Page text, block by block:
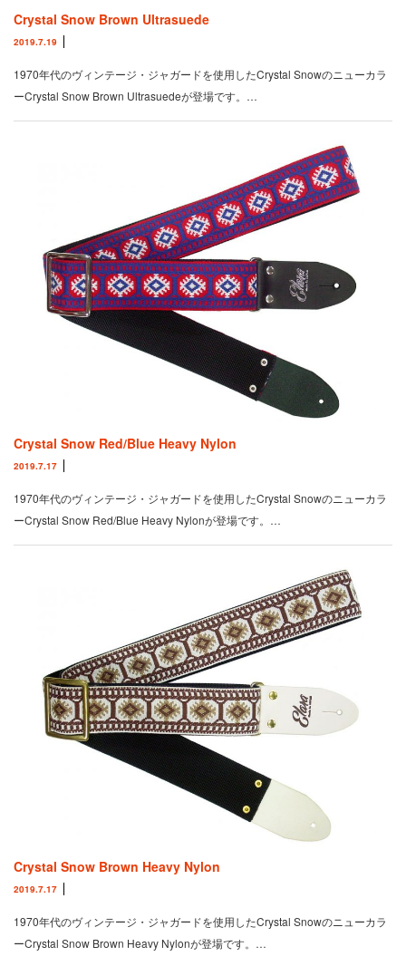
Crystal Snow Brown Ultrasuede
2019.7.19
1970年代のヴィンテージ・ジャガードを使用したCrystal Snowのニューカラ
ーCrystal Snow Brown Ultrasuedeが登場です。…
Crystal Snow Red/Blue Heavy Nylon
2019.7.17
1970年代のヴィンテージ・ジャガードを使用したCrystal Snowのニューカラ
ーCrystal Snow Red/Blue Heavy Nylonが登場です。…
Crystal Snow Brown Heavy Nylon
2019.7.17
1970年代のヴィンテージ・ジャガードを使用したCrystal Snowのニューカラ
ーCrystal Snow Brown Heavy Nylonが登場です。…